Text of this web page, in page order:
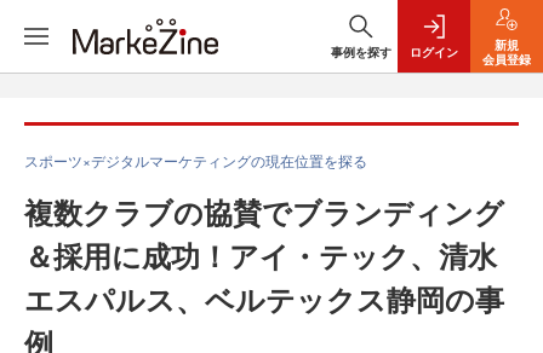
事例を探す ログイン
新規
会員登録
スポーツ×デジタルマーケティングの現在位置を探る
複数クラブの協賛でブランディング
＆採用に成功！アイ・テック、清水
エスパルス、ベルテックス静岡の事
例